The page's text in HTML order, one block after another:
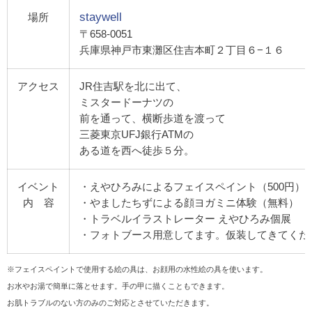
場所 staywell
〒658-0051
兵庫県神戸市東灘区住吉本町２丁目６−１６
アクセス
JR住吉駅を北に出て、
ミスタードーナツの
前を通って、横断歩道を渡って
三菱東京UFJ銀行ATMの
ある道を西へ徒歩５分。
イベント
内 容
・えやひろみによるフェイスペイント（500円）
・やましたちずによる顔ヨガミニ体験（無料）
・トラベルイラストレーター えやひろみ個展
・フォトブース用意してます。仮装してきてく
※フェイスペイントで使用する絵の具は、お顔用の水性絵の具を使います。
お水やお湯で簡単に落とせます。手の甲に描くこともできます。
お肌トラブルのない方のみのご対応とさせていただきます。